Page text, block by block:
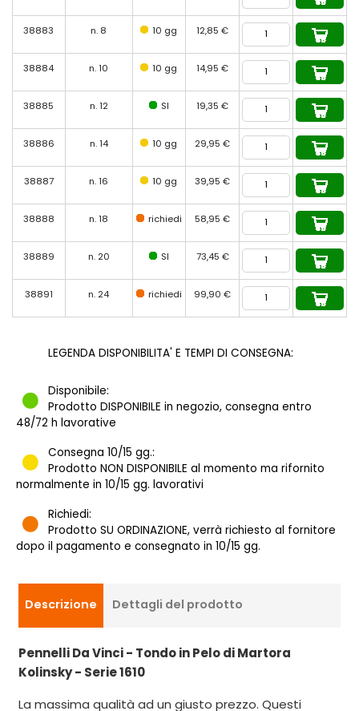
38883 n. 8 10 gg 12,85 €
38884 n. 10 10 gg 14,95 €
38885 n. 12 SI 19,35 €
38886 n. 14 10 gg 29,95 €
38887 n. 16 10 gg 39,95 €
38888 n. 18 richiedi 58,95 €
38889 n. 20 SI 73,45 €
38891 n. 24 richiedi 99,90 €
LEGENDA DISPONIBILITA' E TEMPI DI CONSEGNA:
Disponibile:
Prodotto DISPONIBILE in negozio, consegna entro
48/72 h lavorative
Consegna 10/15 gg.:
Prodotto NON DISPONIBILE al momento ma rifornito
normalmente in 10/15 gg. lavorativi
Richiedi:
Prodotto SU ORDINAZIONE, verrà richiesto al fornitore
dopo il pagamento e consegnato in 10/15 gg.
Descrizione Dettagli del prodotto
Pennelli Da Vinci - Tondo in Pelo di Martora
Kolinsky - Serie 1610
La massima qualità ad un giusto prezzo. Questi